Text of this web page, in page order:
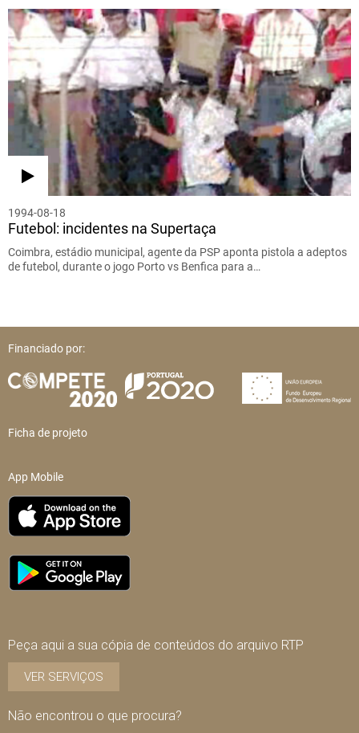
1994-08-18
Futebol: incidentes na Supertaça
Coimbra, estádio municipal, agente da PSP aponta pistola a adeptos
de futebol, durante o jogo Porto vs Benfica para a…
Financiado por:
Ficha de projeto
App Mobile
Peça aqui a sua cópia de conteúdos do arquivo RTP
VER SERVIÇOS
Não encontrou o que procura?